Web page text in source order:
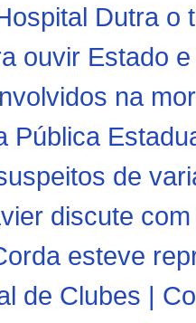
Dutra o
ouvir Estado
na
Pública
de
discute
esteve
de Clubes |